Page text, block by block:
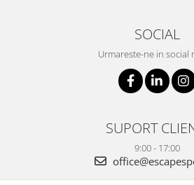
SOCIAL
Urmareste-ne in social
SUPORT
9:00 - 17:00